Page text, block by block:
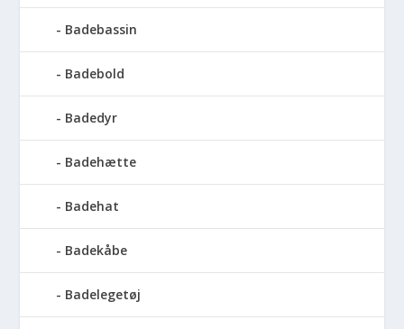
Badebassin
Badebold
Badedyr
Badehætte
Badehat
Badekåbe
Badelegetøj